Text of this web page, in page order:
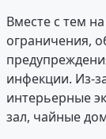
Вместе с тем
ограничения,
инфекции. Из-
интерьерные
зал, чайные